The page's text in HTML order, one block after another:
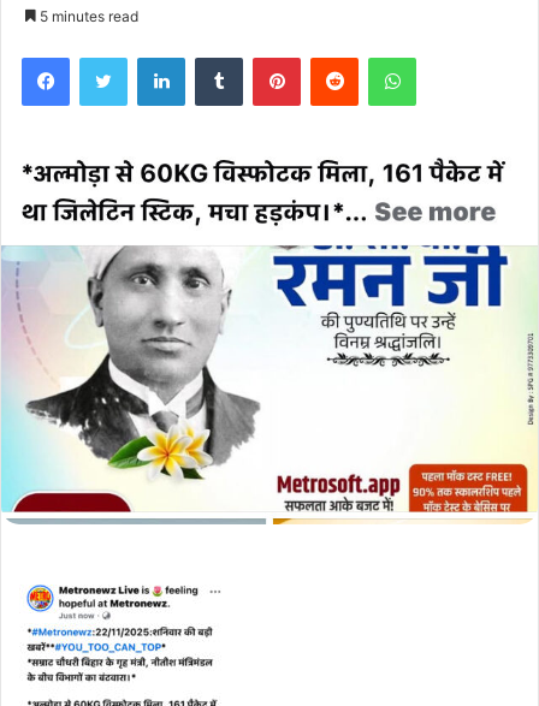
5 minutes read
FacebookTwitter LinkedInTumblr PinterestReddit WhatsApp